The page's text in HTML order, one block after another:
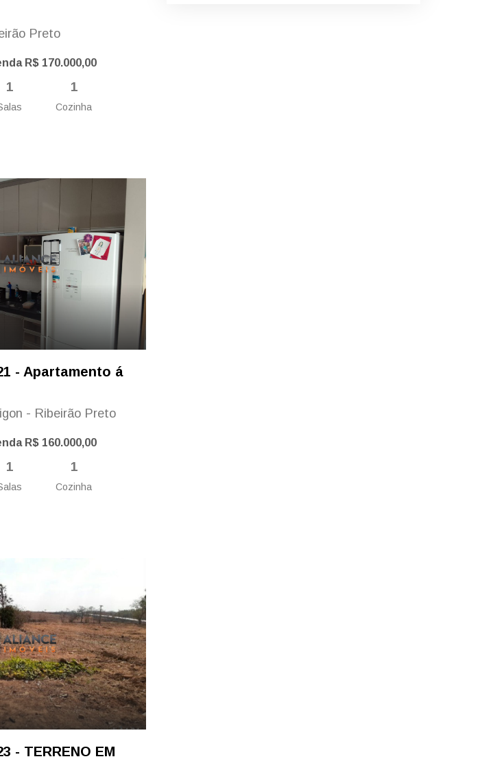
Preto
R$ 170.000,00
1 1
Cozinha
- Apartamento á
- Ribeirão Preto
R$ 160.000,00
1 1
Cozinha
- TERRENO EM